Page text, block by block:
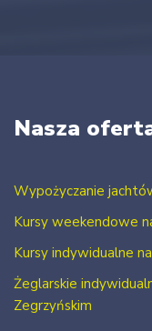
Nasza
Wypożyczanie
Kursy weekendowe
Kursy indywidualne
Żeglarskie
Zegrzyńskim